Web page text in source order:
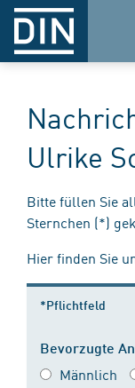
Ulrike
Bitte füllen Sie
Sternchen (*)
Hier finden Sie
*Pflichtfeld
Bevorzugte
Männlich